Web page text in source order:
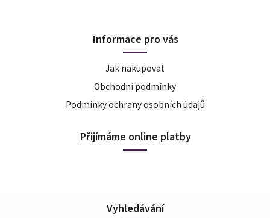
Informace pro vás
Jak nakupovat
Obchodní podmínky
Podmínky ochrany osobních údajů
Přijímáme online platby
Vyhledávání